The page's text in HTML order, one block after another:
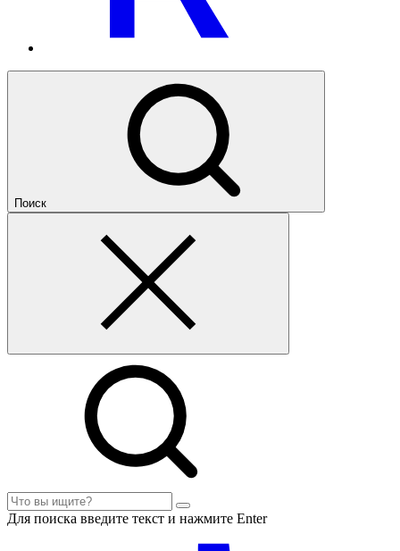
Поиск
Для поиска введите текст и нажмите Enter